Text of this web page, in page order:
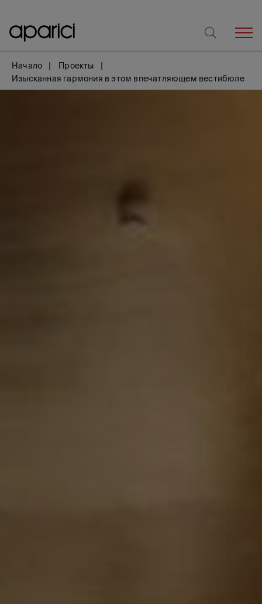
Начало
Проекты
Изысканная гармония в этом впечатляющем вестибюле